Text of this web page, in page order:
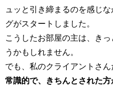
ュッと引き締まるのを感じ
グがスタートしました。
こうしたお部屋の主は、き
うかもしれません。
でも、私のクライアントさん
常識的で、きちんとされた方